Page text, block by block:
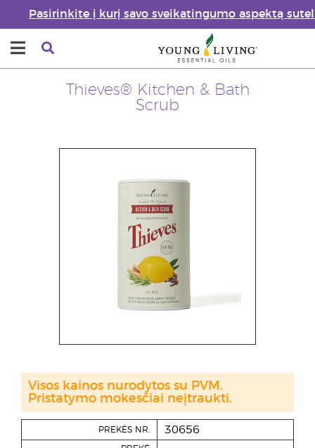
Pasirinkite į kurį savo sveikatingumo aspektą
Thieves® Kitchen & Bath
Scrub
PREKĖS NR. 30656
Visos kainos nurodytos su PVM.
Pristatymo mokesčiai neįtraukti.